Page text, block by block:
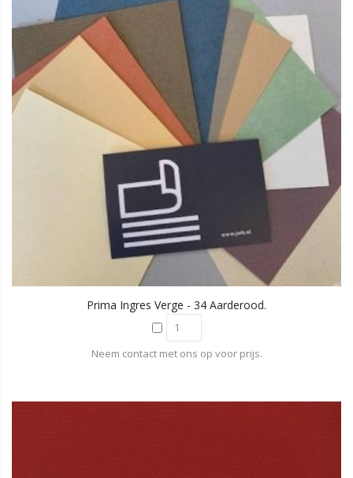
Prima Ingres Verge - 34 Aarderood.
Neem contact met ons op voor prijs.